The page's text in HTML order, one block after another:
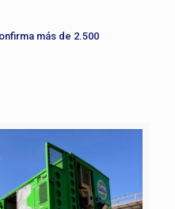
más de 2.500